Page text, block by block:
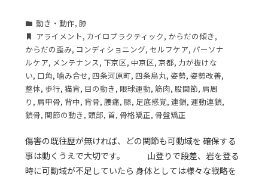
動き・動作,膝
アライメント, カイロプラクティック, からだの傾き,
からだの歪み, コンディショニング, セルフケア, パーソナ
ルケア, メンテナンス, 下京区,中京区,京都, 力が抜けな
い, 口角,噛み合せ,四条河原町,四条烏丸,姿勢,姿勢改善,
整体, 歩行,猫背, 目の動き,眼球運動,筋肉,股関節, 肩周
り , 肩甲骨, 背中, 背骨,腰痛,膝, 足底感覚,連鎖,運動連鎖,
鎖骨,関節の動き, 頭部,首, 骨格矯正, 骨盤矯正
傷害の既往歴が無ければ、どの関節も可動域を 確保する
事は動くうえで大切です。 山登りで段差、岩を登る
時に可動域が不足していたら 身体としては様々な戦略を